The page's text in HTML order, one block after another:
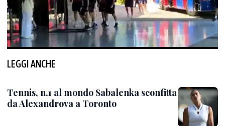
LEGGI ANCHE
Tennis, n.1 al mondo Sabalenka sconfitta
da Alexandrova a Toronto